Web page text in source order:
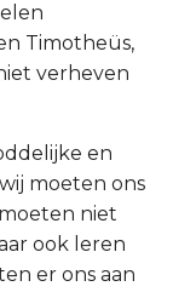
Timotheüs,
verheven
en
moeten ons
niet
ook leren
er ons aan